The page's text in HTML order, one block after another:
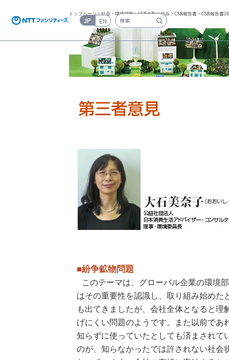
JP EN 検索キーワード入力
トップページ>社会・環境活動>CSRの取り組み > CSR報告書 > CSR報告書
■紛争鉱物問題
このテーマは、グローバル企業の環境
はその重要性を認識し、取り組み始めた
も出てきましたが、会社全体となると理
げにくい問題のようです。また以前であ
知らずに使っていたとしても済まされて
のが、知らなかったでは許されない社会